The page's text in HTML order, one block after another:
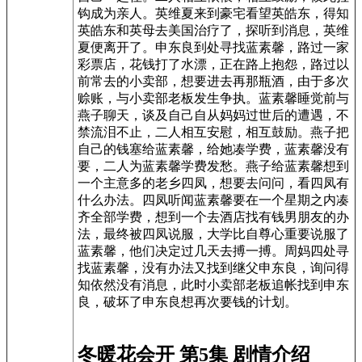
钩成为亲人。英维夏来到豪宅看望英皓东，得知
英皓东和英母去美国治疗了，探听到消息，英维
夏便离开了。申东良到处寻找蓝素馨，路过一家
彩票店，花钱打了水漂，正在路上抱怨，路过以
前常去的小卖部，想要进去再那瓶酒，由于多次
赊账，与小卖部老板发生争执。蓝素馨睡觉前与
燕子聊天，谈及自己自从妈妈过世后的遭遇，不
禁流泪不止，二人相互安慰，相互鼓励。燕子把
自己的钱塞给蓝素馨，给她凑学费，蓝素馨没有
要，二人为蓝素馨学费发愁。燕子给蓝素馨想到
一个主意多的老乡四凤，想要去问问，看四凤有
什么办法。四凤听闻蓝素馨要在一个星期之内凑
齐全部学费，想到一个去酒店找有钱男朋友的办
法，最终被四凤说服，大学比自尊心重要说服了
蓝素馨，他们决定过几天去搏一搏。周妈四处寻
找蓝素馨，没有办法又找到继父申东良，询问得
知依然没有消息，此时小卖部老板追帐找到申东
良，破坏了申东良想再次要钱的计划。
冬暖花会开 第5集 剧情介绍